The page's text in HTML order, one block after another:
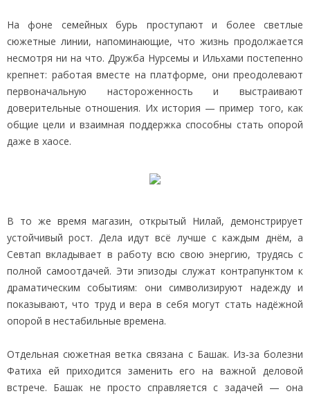
На фоне семейных бурь проступают и более светлые
сюжетные линии, напоминающие, что жизнь продолжается
несмотря ни на что. Дружба Нурсемы и Ильхами постепенно
крепнет: работая вместе на платформе, они преодолевают
первоначальную настороженность и выстраивают
доверительные отношения. Их история — пример того, как
общие цели и взаимная поддержка способны стать опорой
даже в хаосе.
В то же время магазин, открытый Нилай, демонстрирует
устойчивый рост. Дела идут всё лучше с каждым днём, а
Севтап вкладывает в работу всю свою энергию, трудясь с
полной самоотдачей. Эти эпизоды служат контрапунктом к
драматическим событиям: они символизируют надежду и
показывают, что труд и вера в себя могут стать надёжной
опорой в нестабильные времена.
Отдельная сюжетная ветка связана с Башак. Из‑за болезни
Фатиха ей приходится заменить его на важной деловой
встрече. Башак не просто справляется с задачей — она